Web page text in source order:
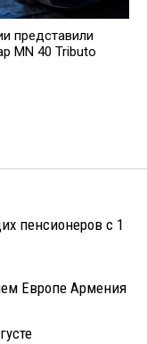
представили
MN 40 Tributo
пенсионеров с 1
Европе Армения